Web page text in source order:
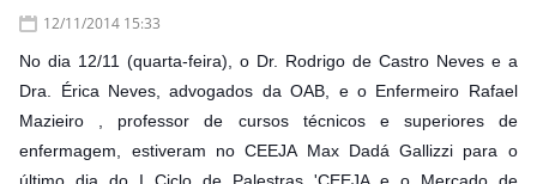
12/11/2014 15:33
No dia 12/11 (quarta-feira), o Dr. Rodrigo de Castro Neves e a
Dra. Érica Neves, advogados da OAB, e o Enfermeiro Rafael
Mazieiro , professor de cursos técnicos e superiores de
enfermagem, estiveram no CEEJA Max Dadá Gallizzi para o